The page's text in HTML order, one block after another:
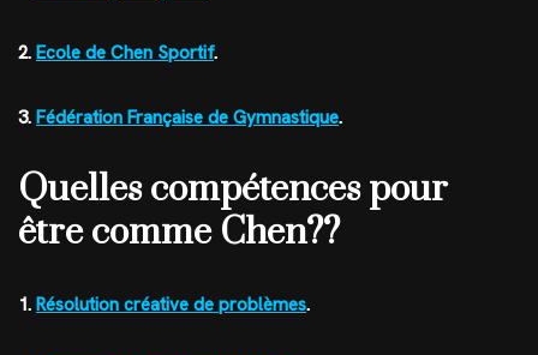
2. Ecole de Chen Sportif.
3. Fédération Française de Gymnastique.
Quelles compétences pour
être comme Chen??
1. Résolution créative de problèmes.